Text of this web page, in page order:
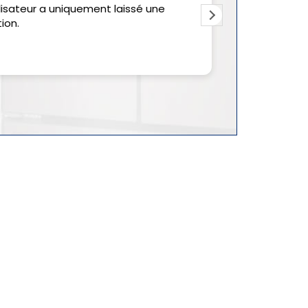
a uniquement laissé une